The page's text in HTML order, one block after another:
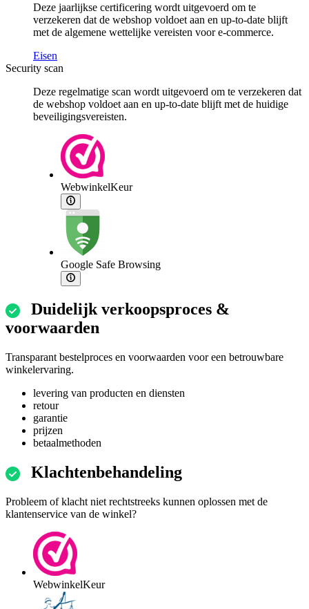
Deze jaarlijkse certificering wordt uitgevoerd om te
verzekeren dat de webshop voldoet aan en up-to-date blijft
met de algemene wettelijke vereisten voor e-commerce.
Eisen
Security scan
Deze regelmatige scan wordt uitgevoerd om te verzekeren dat
de webshop voldoet aan en up-to-date blijft met de huidige
beveiligingsvereisten.
WebwinkelKeur
Google Safe Browsing
Duidelijk verkoopsproces &
voorwaarden
Transparant bestelproces en voorwaarden voor een betrouwbare
winkelervaring.
levering van producten en diensten
retour
garantie
prijzen
betaalmethoden
Klachtenbehandeling
Probleem of klacht niet rechtstreeks kunnen oplossen met de
klantenservice van de winkel?
WebwinkelKeur